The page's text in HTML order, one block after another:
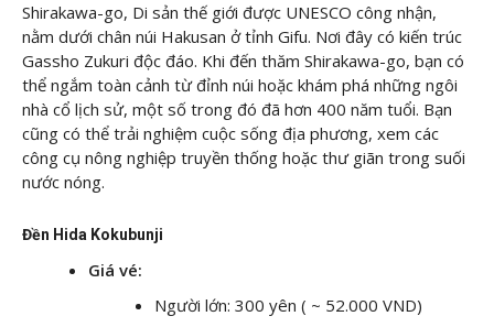
Shirakawa-go, Di sản thế giới được UNESCO công nhận,
nằm dưới chân núi Hakusan ở tỉnh Gifu. Nơi đây có kiến ​​trúc
Gassho Zukuri độc đáo. Khi đến thăm Shirakawa-go, bạn có
thể ngắm toàn cảnh từ đỉnh núi hoặc khám phá những ngôi
nhà cổ lịch sử, một số trong đó đã hơn 400 năm tuổi. Bạn
cũng có thể trải nghiệm cuộc sống địa phương, xem các
công cụ nông nghiệp truyền thống hoặc thư giãn trong suối
nước nóng.
Đền Hida Kokubunji
Giá vé:
Người lớn: 300 yên ( ~ 52.000 VND)